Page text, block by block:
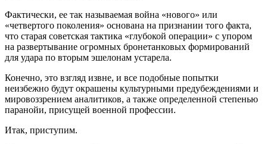
Фактически, ее так называемая война «нового» или
«четвертого поколения» основана на признании того факта,
что старая советская тактика «глубокой операции» с упором
на развертывание огромных бронетанковых формирований
для удара по вторым эшелонам устарела.
Конечно, это взгляд извне, и все подобные попытки
неизбежно будут окрашены культурными предубеждениями и
мировоззрением аналитиков, а также определенной степенью
паранойи, присущей военной профессии.
Итак, приступим.